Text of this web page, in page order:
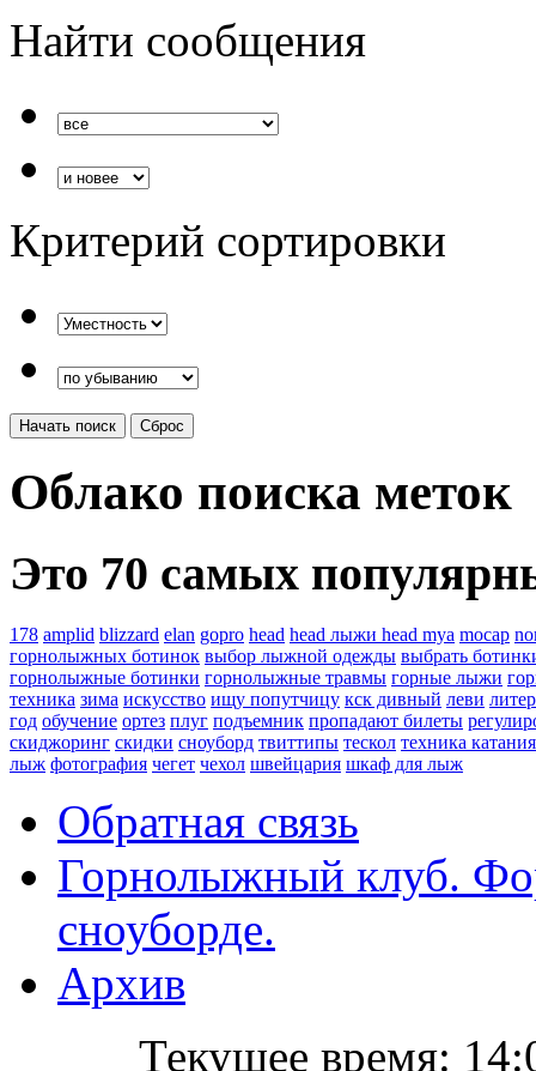
Найти сообщения
Критерий сортировки
Облако поиска меток
Это 70 самых
178 amplid blizzard elan gopro head head лыжи head mya mocap
горнолыжных ботинок выбор лыжной одежды выбрать
горнолыжные ботинки горнолыжные травмы горные лыжи
техника зима искусство ищу попутчицу кск дивный леви
год обучение ортез плуг подъемник пропадают билеты
скиджоринг скидки сноуборд твиттипы тескол техника катания
лыж фотография чегет чехол швейцария шкаф для лыж
Обратная связь
Горнолыжный клуб.
сноуборде.
Архив
Текущее время: